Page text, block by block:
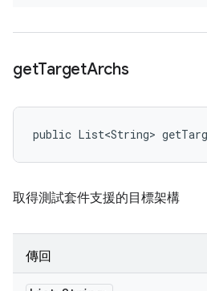
getTargetArchs
public List<String>
取得測試套件支援的目標架構
傳回